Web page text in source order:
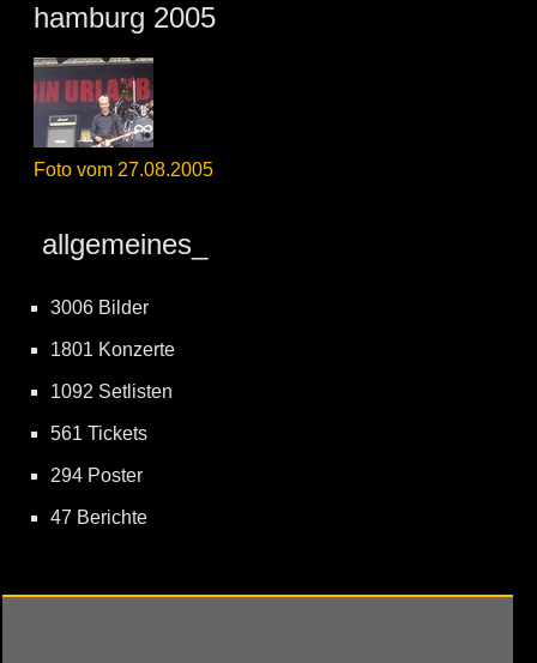
hamburg 2005
Foto vom 27.08.2005
allgemeines_
3006 Bilder
1801 Konzerte
1092 Setlisten
561 Tickets
294 Poster
47 Berichte